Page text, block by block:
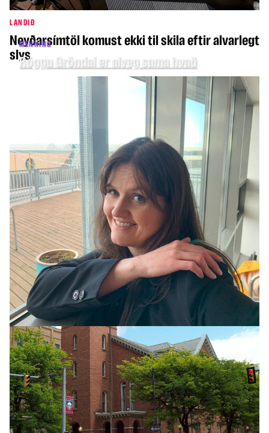
LANDIÐ
Neyðarsímtöl komust ekki til skila eftir alvarlegt
slys
MENNING
Röggu Gröndal er alveg sama hvað
HEIMUR
Apaköttur réðst á 18 manns